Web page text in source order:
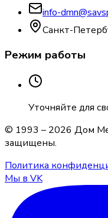
info-
Санкт-
Режим работы
Уточняйте для
© 1993 – 2026 Дом
защищены.
Политика
Мы в VK